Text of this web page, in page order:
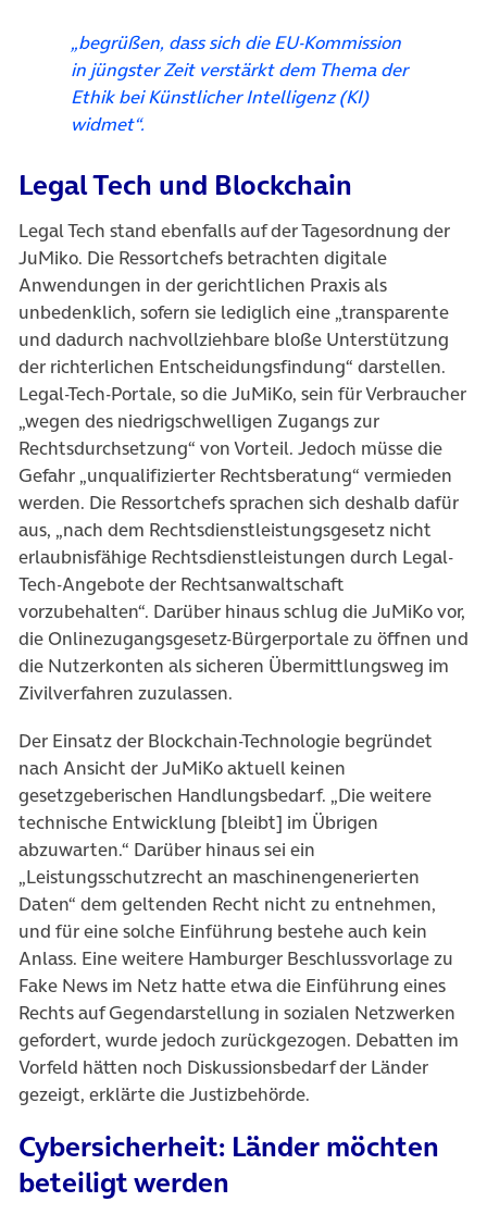
„begrüßen, dass sich die EU-Kommission
in jüngster Zeit verstärkt dem Thema der
Ethik bei Künstlicher Intelligenz (KI)
widmet“.
Legal Tech und Blockchain
Legal Tech stand ebenfalls auf der Tagesordnung der
JuMiko. Die Ressortchefs betrachten digitale
Anwendungen in der gerichtlichen Praxis als
unbedenklich, sofern sie lediglich eine „transparente
und dadurch nachvollziehbare bloße Unterstützung
der richterlichen Entscheidungsfindung“ darstellen.
Legal-Tech-Portale, so die JuMiKo, sein für Verbraucher
„wegen des niedrigschwelligen Zugangs zur
Rechtsdurchsetzung“ von Vorteil. Jedoch müsse die
Gefahr „unqualifizierter Rechtsberatung“ vermieden
werden. Die Ressortchefs sprachen sich deshalb dafür
aus, „nach dem Rechtsdienstleistungsgesetz nicht
erlaubnisfähige Rechtsdienstleistungen durch Legal-
Tech-Angebote der Rechtsanwaltschaft
vorzubehalten“. Darüber hinaus schlug die JuMiKo vor,
die Onlinezugangsgesetz-Bürgerportale zu öffnen und
die Nutzerkonten als sicheren Übermittlungsweg im
Zivilverfahren zuzulassen.
Der Einsatz der Blockchain-Technologie begründet
nach Ansicht der JuMiKo aktuell keinen
gesetzgeberischen Handlungsbedarf. „Die weitere
technische Entwicklung [bleibt] im Übrigen
abzuwarten.“ Darüber hinaus sei ein
„Leistungsschutzrecht an maschinengenerierten
Daten“ dem geltenden Recht nicht zu entnehmen,
und für eine solche Einführung bestehe auch kein
Anlass. Eine weitere Hamburger Beschlussvorlage zu
Fake News im Netz hatte etwa die Einführung eines
Rechts auf Gegendarstellung in sozialen Netzwerken
gefordert, wurde jedoch zurückgezogen. Debatten im
Vorfeld hätten noch Diskussionsbedarf der Länder
gezeigt, erklärte die Justizbehörde.
Cybersicherheit: Länder möchten
beteiligt werden